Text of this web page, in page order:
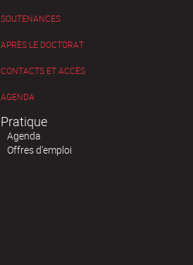
SOUTENANCES
APRÈS LE DOCTORAT
CONTACTS ET ACCÈS
AGENDA
Pratique
Agenda
Offres d'emploi